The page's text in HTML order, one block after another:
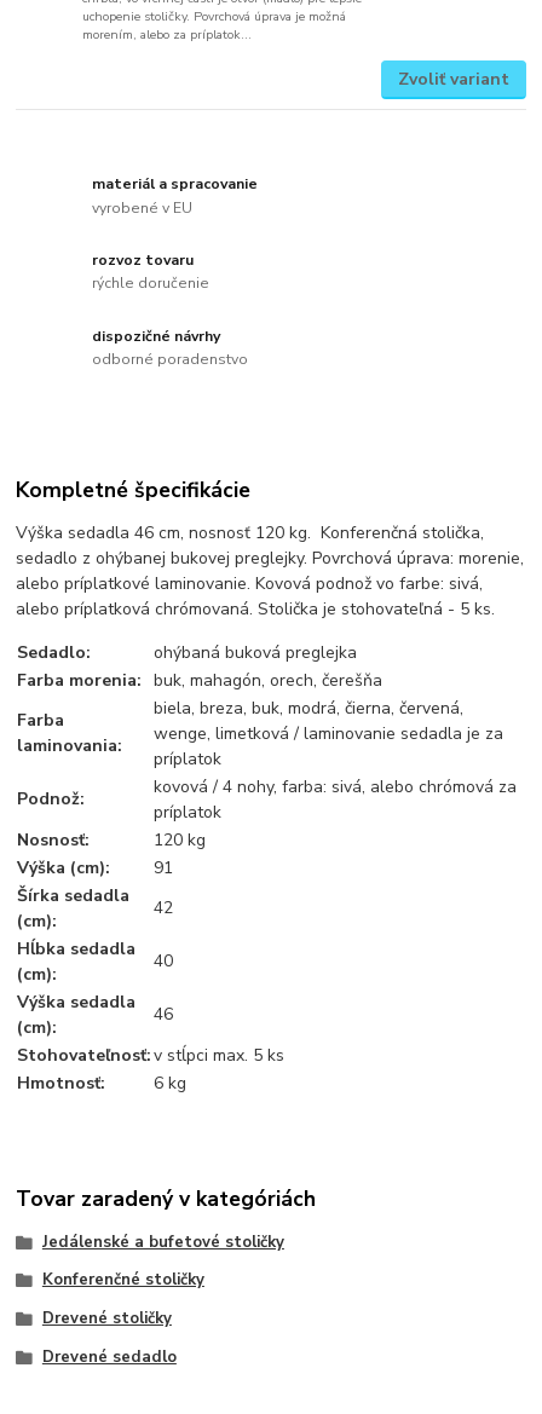
uchopenie stoličky. Povrchová úprava je možná
morením, alebo za príplatok...
Zvoliť variant
materiál a spracovanie
vyrobené v EU
rozvoz tovaru
rýchle doručenie
dispozičné návrhy
odborné poradenstvo
Kompletné špecifikácie
Výška sedadla 46 cm, nosnosť 120 kg. Konferenčná stolička,
sedadlo z ohýbanej bukovej preglejky. Povrchová úprava: morenie,
alebo príplatkové laminovanie. Kovová podnož vo farbe: sivá,
alebo príplatková chrómovaná. Stolička je stohovateľná - 5 ks.
Sedadlo:
ohýbaná buková preglejka
Farba morenia: buk, mahagón, orech, čerešňa
Farba
laminovania:
biela, breza, buk, modrá, čierna, červená,
wenge, limetková / laminovanie sedadla je za
príplatok
Podnož:
kovová / 4 nohy, farba: sivá, alebo chrómová za
príplatok
Nosnosť:
120 kg
Výška (cm):
91
Šírka sedadla
(cm):
42
Hĺbka sedadla
(cm):
40
Výška sedadla
(cm):
46
Stohovateľnosť:v stĺpci max. 5 ks
Hmotnosť:
6 kg
Tovar zaradený v kategóriách
Jedálenské a bufetové stoličky
Konferenčné stoličky
Drevené stoličky
Drevené sedadlo